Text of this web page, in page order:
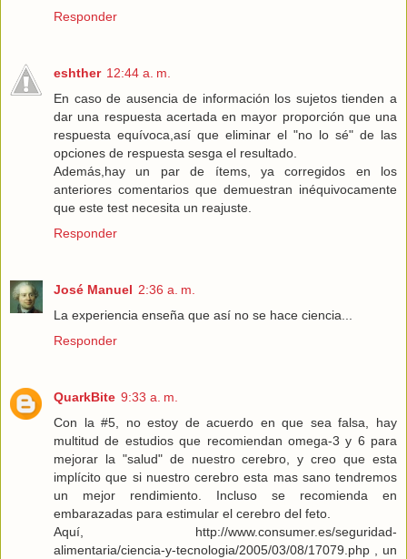
Responder
eshther 12:44 a. m.
En caso de ausencia de información los sujetos tienden a
dar una respuesta acertada en mayor proporción que una
respuesta equívoca,así que eliminar el "no lo sé" de las
opciones de respuesta sesga el resultado.
Además,hay un par de ítems, ya corregidos en los
anteriores comentarios que demuestran inéquivocamente
que este test necesita un reajuste.
Responder
José Manuel 2:36 a. m.
La experiencia enseña que así no se hace ciencia...
Responder
QuarkBite 9:33 a. m.
Con la #5, no estoy de acuerdo en que sea falsa, hay
multitud de estudios que recomiendan omega-3 y 6 para
mejorar la "salud" de nuestro cerebro, y creo que esta
implícito que si nuestro cerebro esta mas sano tendremos
un mejor rendimiento. Incluso se recomienda en
embarazadas para estimular el cerebro del feto.
Aquí, http://www.consumer.es/seguridad-
alimentaria/ciencia-y-tecnologia/2005/03/08/17079.php , un